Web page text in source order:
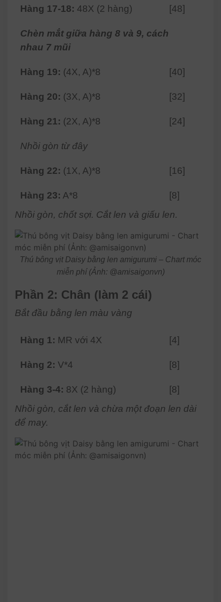
Hàng 17-18: 48X (2 hàng) [48]
Chèn mắt giữa hàng 8 và 9, cách
nhau 7 mũi
Hàng 19: (4X, A)*8 [40]
Hàng 20: (3X, A)*8 [32]
Hàng 21: (2X, A)*8 [24]
Nhồi gòn từ đây
Hàng 22: (1X, A)*8 [16]
Hàng 23: A*8
[8]
Nhồi gòn, chốt sợi. Cắt len và giấu len.
Thú bông vịt Daisy bằng len amigurumi – Chart móc
miễn phí (Ảnh: @amisaigonvn)
Phần 2: Chân (làm 2 cái)
Bắt đầu bằng len màu vàng
Hàng 1: MR với 4X [4]
Hàng 2: V*4 [8]
Hàng 3-4: 8X (2 hàng)
[8]
Nhồi gòn, cắt len và chừa một đoạn len dài
để may.